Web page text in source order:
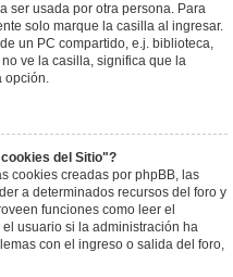
ser usada por otra persona. Para
solo marque la casilla al ingresar.
un PC compartido, e.j. biblioteca,
ve la casilla, significa que la
opción.
del Sitio"?
cookies creadas por phpBB, las
a determinados recursos del foro y
funciones como leer el
usuario si la administración ha
con el ingreso o salida del foro,